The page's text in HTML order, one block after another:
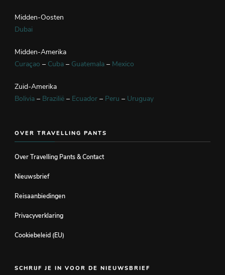
Midden-Oosten
Dubai
Midden-Amerika
Curaçao – Cuba – Guatemala – Mexico
Zuid-Amerika
Bolivia – Brazilië – Ecuador – Peru – Uruguay
OVER TRAVELLING PANTS
Over Travelling Pants & Contact
Nieuwsbrief
Reisaanbiedingen
Privacyverklaring
Cookiebeleid (EU)
SCHRIJF JE IN VOOR DE NIEUWSBRIEF